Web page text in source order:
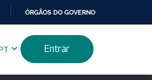
ÓRGÃOS DO GOVERNO
Entrar